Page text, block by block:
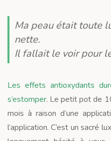
Ma peau était toute
nette.
Il fallait le voir pour
Les effets antioxydants
s’estomper. Le petit pot de
mois à raison d’une
l’application. C’est un sacré